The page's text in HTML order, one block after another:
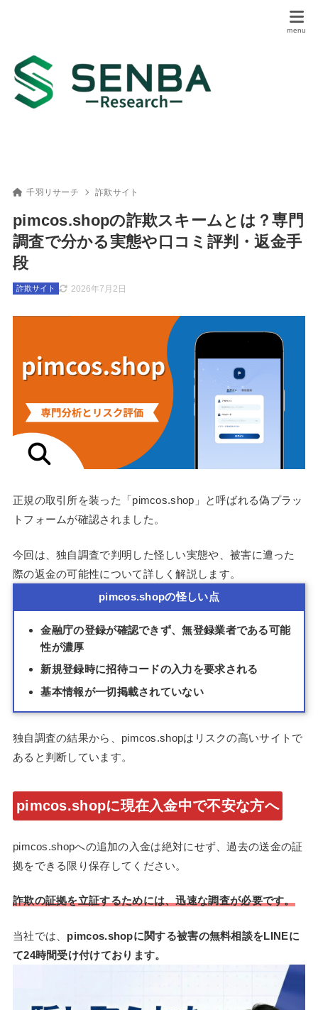
千羽リサーチ 詐欺サイト
pimcos.shopの詐欺スキームとは？専門
調査で分かる実態や口コミ評判・返金手
段
2026年7月2日
詐欺サイト
正規の取引所を装った「pimcos.shop」と呼ばれる偽プラッ
トフォームが確認されました。
今回は、独自調査で判明した怪しい実態や、被害に遭った
際の返金の可能性について詳しく解説します。
pimcos.shopの怪しい点
金融庁の登録が確認できず、無登録業者である可能
性が濃厚
新規登録時に招待コードの入力を要求される
基本情報が一切掲載されていない
独自調査の結果から、pimcos.shopはリスクの高いサイトで
あると判断しています。
pimcos.shopに現在入金中で不安な方へ
pimcos.shopへの追加の入金は絶対にせず、過去の送金の証
拠をできる限り保存してください。
詐欺の証拠を立証するためには、迅速な調査が必要です。
当社では、 pimcos.shopに関する被害の無料相談をLINEに
て24時間受け付けております。